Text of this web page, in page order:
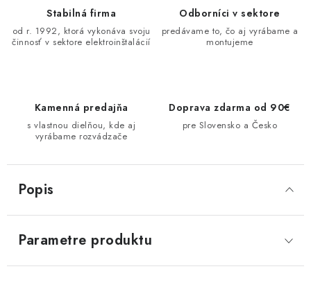
VÝPREDAJ
Reklamačný poriadok
Stabilná firma
od r. 1992, ktorá vykonáva svoju
činnosť v sektore elektroinštalácií
Odborníci v sektore
predávame to, čo aj vyrábame a
montujeme
Kamenná predajňa
s vlastnou dielňou, kde aj
vyrábame rozvádzače
Doprava zdarma od 90€
pre Slovensko a Česko
Popis
Parametre produktu